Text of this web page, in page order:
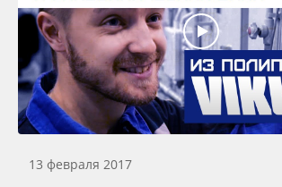
13 февраля 2017